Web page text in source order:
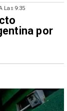
Las 9:35
por